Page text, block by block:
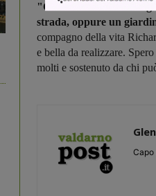
"Credo – conclude Brogi
strada, oppure un
compagno della vita
e bella da realizzare.
molti e sostenuto da chi
Capo